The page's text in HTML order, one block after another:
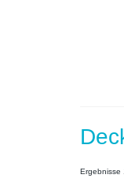
Ergebnisse